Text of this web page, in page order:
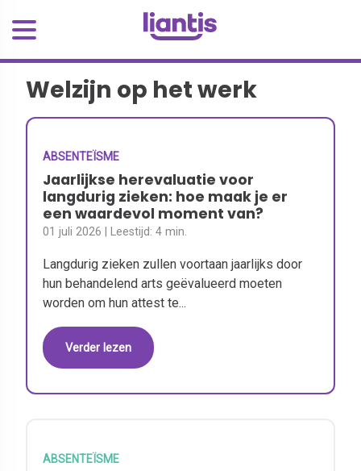
Welzijn op het werk
ABSENTEÏSME
Jaarlijkse herevaluatie voor
langdurig zieken: hoe maak je er
een waardevol moment van?
01 juli 2026 | Leestijd:4 min.
Langdurig zieken zullen voortaan jaarlijks door
hun behandelend arts geëvalueerd moeten
worden om hun attest te...
Verder lezen
ABSENTEÏSME